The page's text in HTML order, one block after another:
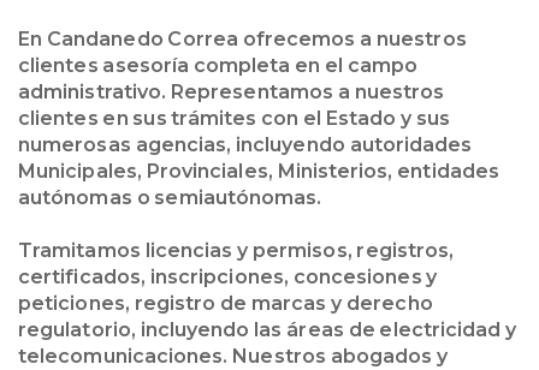
En Candanedo Correa ofrecemos a nuestros
clientes asesoría completa en el campo
administrativo. Representamos a nuestros
clientes en sus trámites con el Estado y sus
numerosas agencias, incluyendo autoridades
Municipales, Provinciales, Ministerios, entidades
autónomas o semiautónomas.
Tramitamos licencias y permisos, registros,
certificados, inscripciones, concesiones y
peticiones, registro de marcas y derecho
regulatorio, incluyendo las áreas de electricidad y
telecomunicaciones. Nuestros abogados y